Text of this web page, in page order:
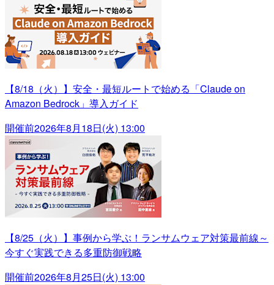
【8/18（火）】安全・最短ルートで始める「Claude on
Amazon Bedrock」導入ガイド
開催前2026年8月18日(火) 13:00
【8/25（火）】事例から学ぶ！ランサムウェア対策最前線～
今すぐ実践できる多重防御戦略
開催前2026年8月25日(火) 13:00